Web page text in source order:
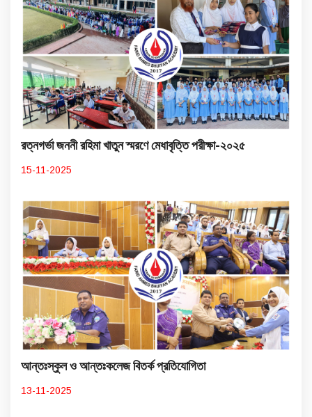
রত্নগর্ভা জননী রহিমা খাতুন স্মরণে মেধাবৃত্তি পরীক্ষা-২০২৫
15-11-2025
আন্তঃস্কুল ও আন্তঃকলেজ বিতর্ক প্রতিযোগিতা
13-11-2025